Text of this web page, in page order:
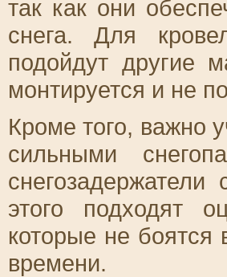
так как они
снега. Для
подойдут другие
монтируется и не
Кроме того, важно
сильными
этого подходят
которые не боятся
времени.